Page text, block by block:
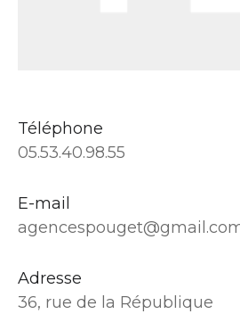
Téléphone
05.53.40.98.55
E-mail
Adresse
36, rue de la République